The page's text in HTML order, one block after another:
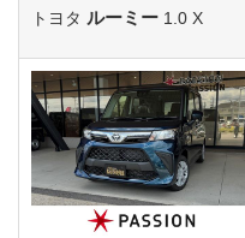
トヨタ ルーミー 1.0 X